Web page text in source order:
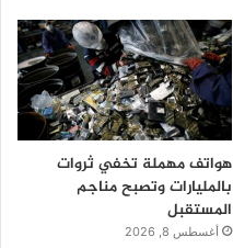
هواتف مهملة تخفي ثروات
بالمليارات وتصبح مناجم
المستقبل
أغسطس 8, 2026